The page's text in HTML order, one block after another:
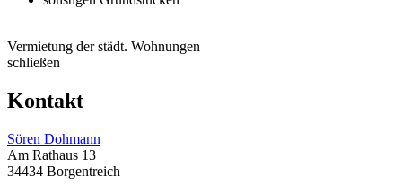
Vermietung der städt. Wohnungen
schließen
Kontakt
Sören Dohmann
Am Rathaus 13
34434 Borgentreich